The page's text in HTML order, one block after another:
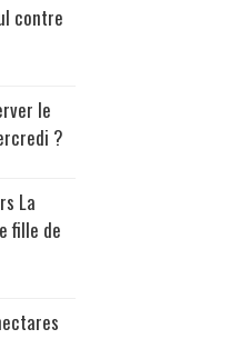
contre
le
?
La
fille de